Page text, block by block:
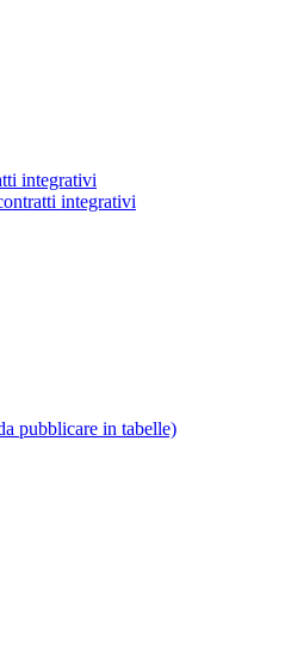
integrativi
integrativi
pubblicare in tabelle)